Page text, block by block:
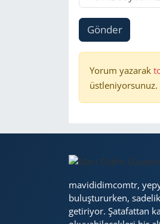
Gönder
Yorum yazarak
mavididimcomtr,
buluştururken,
getiriyor. Şatafattan